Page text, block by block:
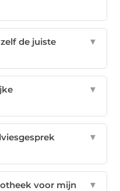
de juiste
▼
▼
▼
voor mijn
▼